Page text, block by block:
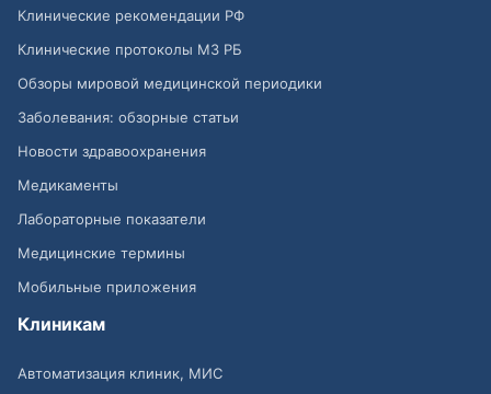
Клинические рекомендации РФ
Клинические протоколы МЗ РБ
Обзоры мировой медицинской периодики
Заболевания: обзорные статьи
Новости здравоохранения
Медикаменты
Лабораторные показатели
Медицинские термины
Мобильные приложения
Клиникам
Автоматизация клиник, МИС